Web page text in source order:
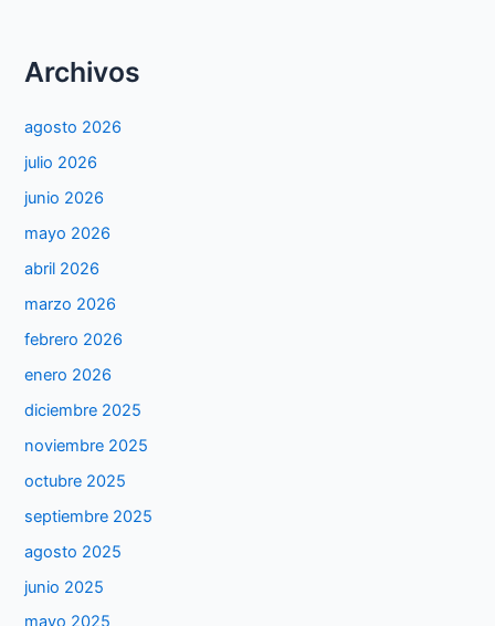
Archivos
agosto 2026
julio 2026
junio 2026
mayo 2026
abril 2026
marzo 2026
febrero 2026
enero 2026
diciembre 2025
noviembre 2025
octubre 2025
septiembre 2025
agosto 2025
junio 2025